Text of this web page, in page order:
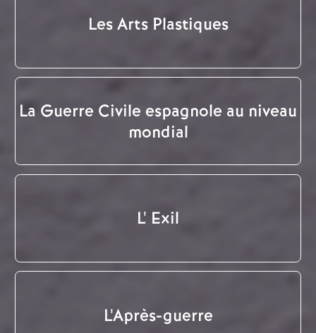
Les Arts Plastiques
La Guerre Civile espagnole au niveau
mondial
L' Exil
L'Après-guerre